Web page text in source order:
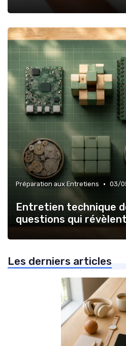
Préparation aux Entretiens • 03/
Entretien technique
questions qui
Les derniers articles